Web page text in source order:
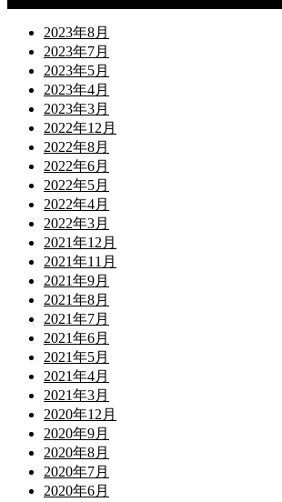
2023年8月
2023年7月
2023年5月
2023年4月
2023年3月
2022年12月
2022年8月
2022年6月
2022年5月
2022年4月
2022年3月
2021年12月
2021年11月
2021年9月
2021年8月
2021年7月
2021年6月
2021年5月
2021年4月
2021年3月
2020年12月
2020年9月
2020年8月
2020年7月
2020年6月